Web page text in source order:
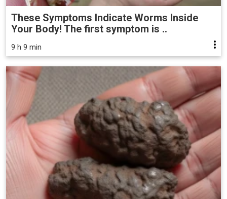
These Symptoms Indicate Worms Inside
Your Body! The first symptom is ..
9 h 9 min